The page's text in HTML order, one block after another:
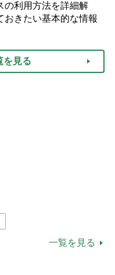
の利用方法を詳細解
おきたい基本的な情報
を見る
一覧を見る